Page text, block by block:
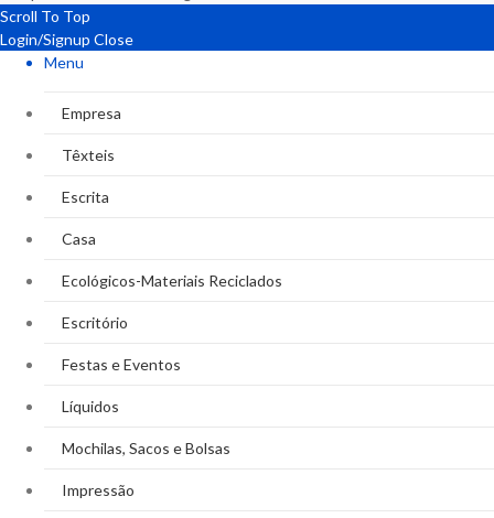
Scroll To Top
Login/Signup Close
Menu
Empresa
Têxteis
Escrita
Casa
Ecológicos-Materiais Reciclados
Escritório
Festas e Eventos
Líquidos
Mochilas, Sacos e Bolsas
Impressão